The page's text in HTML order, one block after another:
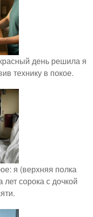
день решила я
технику в покое.
я (верхняя полка
сорока с дочкой